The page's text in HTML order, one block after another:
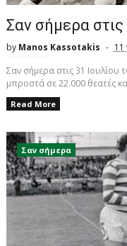
Σαν σήμερα στις
by Manos Kassotakis
11
Σαν σήμερα στις 31 Ιουλίου
μπροστά σε 22.000 θεατές
Read More
Σαν σήμερα